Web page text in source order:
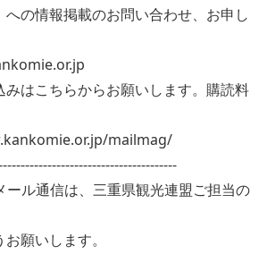
の情報掲載のお問い合わせ、お申し
はこちらからお願いします。購読料
mailmag/
ル通信は、三重県観光連盟ご担当の
願いします。